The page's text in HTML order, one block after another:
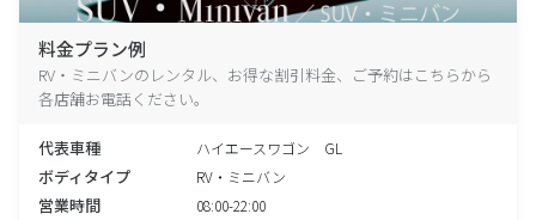
料金プラン例
RV・ミニバンのレンタル、お得な割引料金、ご予約はこちらから
各店舗お電話ください。
代表車種 ハイエースワゴン GL
ボディタイプ RV・ミニバン
営業時間 08:00-22:00